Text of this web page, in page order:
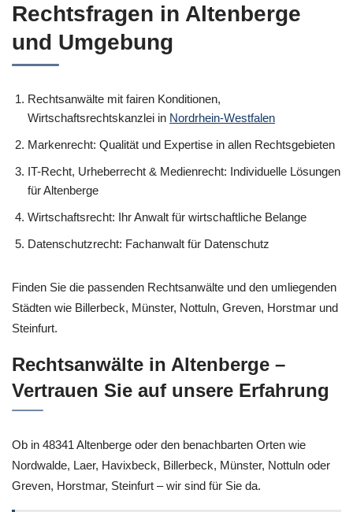
Rechtsfragen in Altenberge
und Umgebung
Rechtsanwälte mit fairen Konditionen,
Wirtschaftsrechtskanzlei in Nordrhein-Westfalen
Markenrecht: Qualität und Expertise in allen Rechtsgebieten
IT-Recht, Urheberrecht & Medienrecht: Individuelle Lösungen
für Altenberge
Wirtschaftsrecht: Ihr Anwalt für wirtschaftliche Belange
Datenschutzrecht: Fachanwalt für Datenschutz
Finden Sie die passenden Rechtsanwälte und den umliegenden
Städten wie Billerbeck, Münster, Nottuln, Greven, Horstmar und
Steinfurt.
Rechtsanwälte in Altenberge –
Vertrauen Sie auf unsere Erfahrung
Ob in 48341 Altenberge oder den benachbarten Orten wie
Nordwalde, Laer, Havixbeck, Billerbeck, Münster, Nottuln oder
Greven, Horstmar, Steinfurt – wir sind für Sie da.